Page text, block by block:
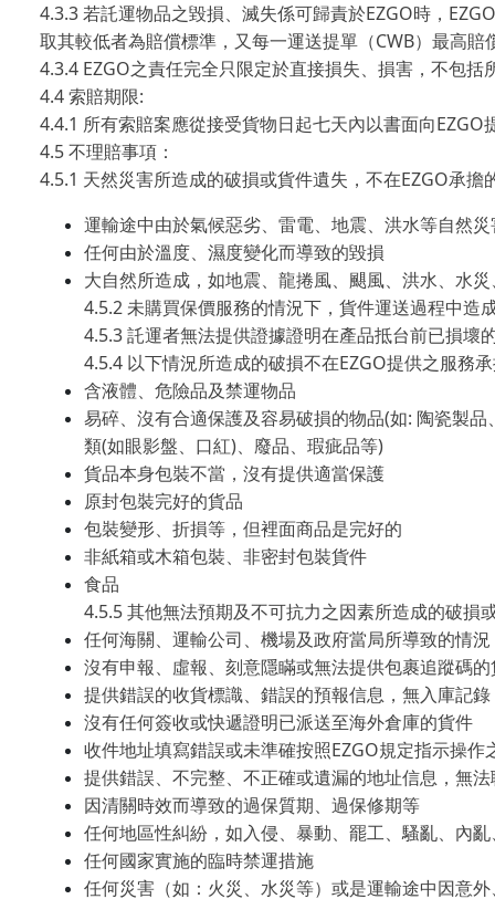
4.3.3 若託運物品之毀損、滅失係可歸責於EZGO時， EZGO
取其較低者為賠償標準，又每一運送提單（CWB）最高賠
4.3.4 EZGO之責任完全只限定於直接損失、損害，不包
4.4 索賠期限:
4.4.1 所有索賠案應從接受貨物日起七天內以書面向EZGO
4.5 不理賠事項：
4.5.1 天然災害所造成的破損或貨件遺失，不在EZGO承擔
運輸途中由於氣候惡劣、雷電、地震、洪水等自然
任何由於溫度、濕度變化而導致的毀損
大自然所造成，如地震、龍捲風、颶風、洪水、水
4.5.2 未購買保價服務的情況下，貨件運送過程中造
4.5.3 託運者無法提供證據證明在產品抵台前已損壞
4.5.4 以下情況所造成的破損不在EZGO提供之服務
含液體、危險品及禁運物品
易碎、沒有合適保護及容易破損的物品(如: 陶瓷製品
類(如眼影盤、口紅) 、廢品、瑕疵品等)
貨品本身包裝不當，沒有提供適當保護
原封包裝完好的貨品
包裝變形、折損等，但裡面商品是完好的
非紙箱或木箱包裝、非密封包裝貨件
食品
4.5.5 其他無法預期及不可抗力之因素所造成的破損
任何海關、運輸公司、機場及政府當局所導致的情
沒有申報、虛報、刻意隱瞞或無法提供包裹追蹤碼的
提供錯誤的收貨標識、錯誤的預報信息，無入庫記
沒有任何簽收或快遞證明已派送至海外倉庫的貨件
收件地址填寫錯誤或未準確按照EZGO規定指示操作
提供錯誤、不完整、不正確或遺漏的地址信息，無
因清關時效而導致的過保質期、過保修期等
任何地區性糾紛，如入侵、暴動、罷工、騷亂、內亂
任何國家實施的臨時禁運措施
任何災害（如：火災、水災等）或是運輸途中因意